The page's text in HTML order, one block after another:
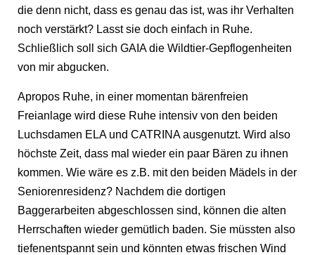
die denn nicht, dass es genau das ist, was ihr Verhalten
noch verstärkt? Lasst sie doch einfach in Ruhe.
Schließlich soll sich GAIA die Wildtier-Gepflogenheiten
von mir abgucken.
Apropos Ruhe, in einer momentan bärenfreien
Freianlage wird diese Ruhe intensiv von den beiden
Luchsdamen ELA und CATRINA ausgenutzt. Wird also
höchste Zeit, dass mal wieder ein paar Bären zu ihnen
kommen. Wie wäre es z.B. mit den beiden Mädels in der
Seniorenresidenz? Nachdem die dortigen
Baggerarbeiten abgeschlossen sind, können die alten
Herrschaften wieder gemütlich baden. Sie müssten also
tiefenentspannt sein und könnten etwas frischen Wind